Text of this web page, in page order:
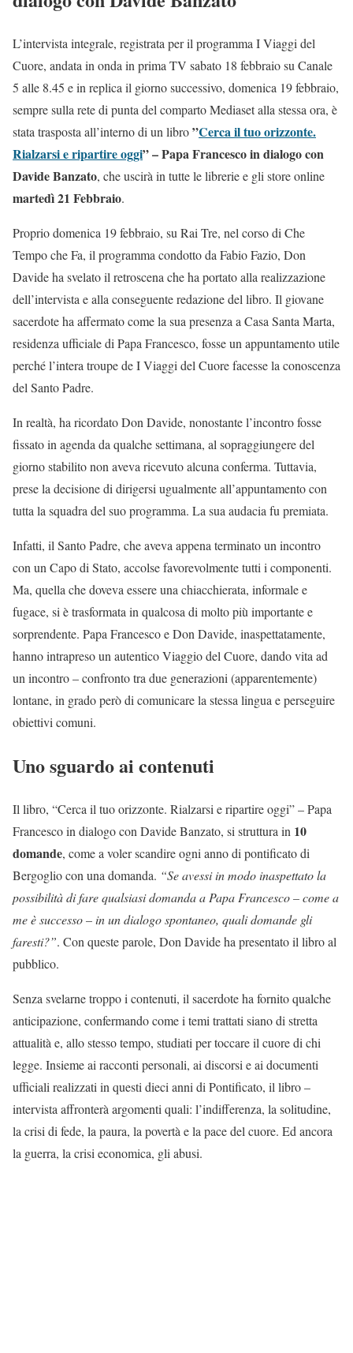
L’intervista integrale, registrata per il programma I Viaggi del
Cuore, andata in onda in prima TV sabato 18 febbraio su Canale
5 alle 8.45 e in replica il giorno successivo, domenica 19 febbraio,
sempre sulla rete di punta del comparto Mediaset alla stessa ora, è
stata trasposta all’interno di un libro”Cerca il tuo orizzonte.
Rialzarsi e ripartire oggi” – Papa Francesco in dialogo con
Davide Banzato, che uscirà in tutte le librerie e gli store online
martedì 21 Febbraio.
Proprio domenica 19 febbraio, su Rai Tre, nel corso di Che
Tempo che Fa, il programma condotto da Fabio Fazio, Don
Davide ha svelato il retroscena che ha portato alla realizzazione
dell’intervista e alla conseguente redazione del libro. Il giovane
sacerdote ha affermato come la sua presenza a Casa Santa Marta,
residenza ufficiale di Papa Francesco, fosse un appuntamento utile
perché l’intera troupe de I Viaggi del Cuore facesse la conoscenza
del Santo Padre.
In realtà, ha ricordato Don Davide, nonostante l’incontro fosse
fissato in agenda da qualche settimana, al sopraggiungere del
giorno stabilito non aveva ricevuto alcuna conferma. Tuttavia,
prese la decisione di dirigersi ugualmente all’appuntamento con
tutta la squadra del suo programma. La sua audacia fu premiata.
Infatti, il Santo Padre, che aveva appena terminato un incontro
con un Capo di Stato, accolse favorevolmente tutti i componenti.
Ma, quella che doveva essere una chiacchierata, informale e
fugace, si è trasformata in qualcosa di molto più importante e
sorprendente. Papa Francesco e Don Davide, inaspettatamente,
hanno intrapreso un autentico Viaggio del Cuore, dando vita ad
un incontro – confronto tra due generazioni (apparentemente)
lontane, in grado però di comunicare la stessa lingua e perseguire
obiettivi comuni.
Uno sguardo ai contenuti
Il libro, “Cerca il tuo orizzonte. Rialzarsi e ripartire oggi” – Papa
Francesco in dialogo con Davide Banzato, si struttura in 10
domande, come a voler scandire ogni anno di pontificato di
Bergoglio con una domanda. “Se avessi in modo inaspettato la
possibilità di fare qualsiasi domanda a Papa Francesco – come a
me è successo – in un dialogo spontaneo, quali domande gli
faresti?”. Con queste parole, Don Davide ha presentato il libro al
pubblico.
Senza svelarne troppo i contenuti, il sacerdote ha fornito qualche
anticipazione, confermando come i temi trattati siano di stretta
attualità e, allo stesso tempo, studiati per toccare il cuore di chi
legge. Insieme ai racconti personali, ai discorsi e ai documenti
ufficiali realizzati in questi dieci anni di Pontificato, il libro –
intervista affronterà argomenti quali: l’indifferenza, la solitudine,
la crisi di fede, la paura, la povertà e la pace del cuore. Ed ancora
la guerra, la crisi economica, gli abusi.